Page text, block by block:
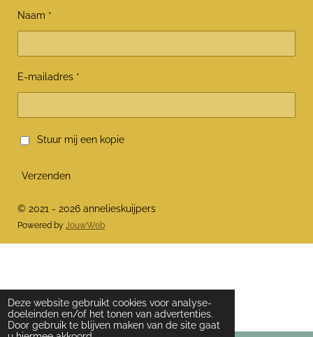
Deze website gebruikt cookies voor analyse-
doeleinden en/of het tonen van advertenties.
Door gebruik te blijven maken van de site gaat
Naam *
E-mailadres *
Stuur mij een kopie
Verzenden
© 2021 - 2026 annelieskuijpers
Powered by JouwWeb